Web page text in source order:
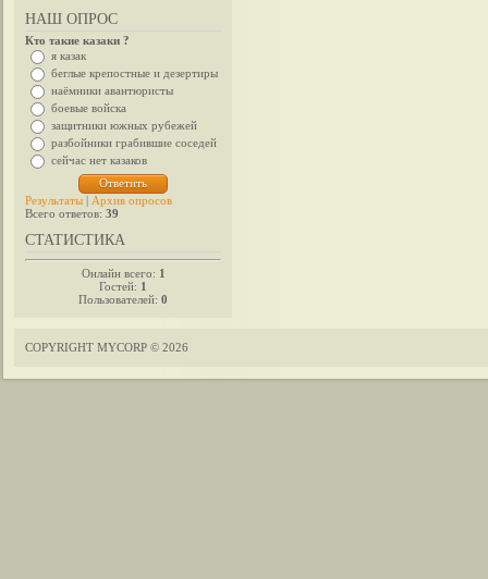
НАШ ОПРОС
Кто такие казаки ?
я казак
беглые крепостные и дезертиры
наёмники авантюристы
боевые войска
защитники южных рубежей
разбойники грабившие соседей
сейчас нет казаков
Результаты | Архив опросов
Всего ответов: 39
СТАТИСТИКА
Онлайн всего: 1
Гостей: 1
Пользователей: 0
COPYRIGHT MYCORP © 2026